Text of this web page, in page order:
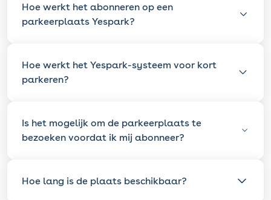
Hoe werkt het abonneren op een
parkeerplaats Yespark?
Hoe werkt het Yespark-systeem voor kort
parkeren?
Is het mogelijk om de parkeerplaats te
bezoeken voordat ik mij abonneer?
Hoe lang is de plaats beschikbaar?